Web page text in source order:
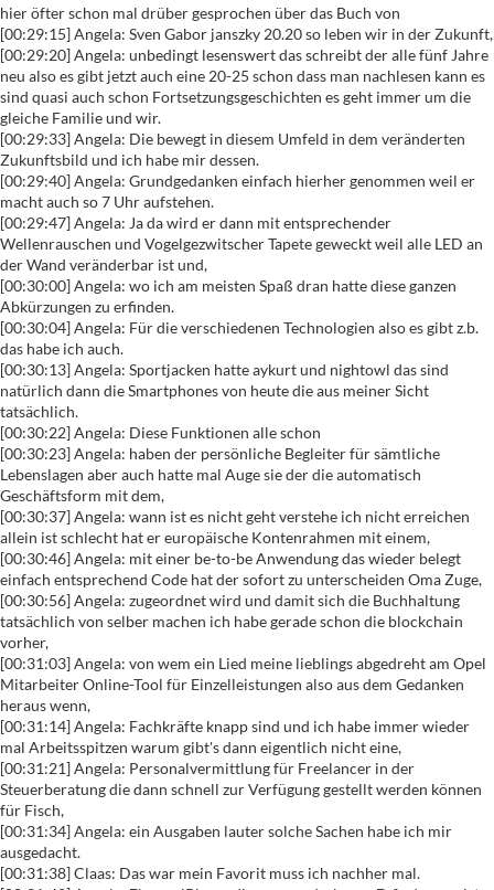
hier öfter schon mal drüber gesprochen über das Buch von
[00:29:15] Angela: Sven Gabor janszky 20.20 so leben wir in der Zukunft,
[00:29:20] Angela: unbedingt lesenswert das schreibt der alle fünf Jahre
neu also es gibt jetzt auch eine 20-25 schon dass man nachlesen kann es
sind quasi auch schon Fortsetzungsgeschichten es geht immer um die
gleiche Familie und wir.
[00:29:33] Angela: Die bewegt in diesem Umfeld in dem veränderten
Zukunftsbild und ich habe mir dessen.
[00:29:40] Angela: Grundgedanken einfach hierher genommen weil er
macht auch so 7 Uhr aufstehen.
[00:29:47] Angela: Ja da wird er dann mit entsprechender
Wellenrauschen und Vogelgezwitscher Tapete geweckt weil alle LED an
der Wand veränderbar ist und,
[00:30:00] Angela: wo ich am meisten Spaß dran hatte diese ganzen
Abkürzungen zu erfinden.
[00:30:04] Angela: Für die verschiedenen Technologien also es gibt z.b.
das habe ich auch.
[00:30:13] Angela: Sportjacken hatte aykurt und nightowl das sind
natürlich dann die Smartphones von heute die aus meiner Sicht
tatsächlich.
[00:30:22] Angela: Diese Funktionen alle schon
[00:30:23] Angela: haben der persönliche Begleiter für sämtliche
Lebenslagen aber auch hatte mal Auge sie der die automatisch
Geschäftsform mit dem,
[00:30:37] Angela: wann ist es nicht geht verstehe ich nicht erreichen
allein ist schlecht hat er europäische Kontenrahmen mit einem,
[00:30:46] Angela: mit einer be-to-be Anwendung das wieder belegt
einfach entsprechend Code hat der sofort zu unterscheiden Oma Zuge,
[00:30:56] Angela: zugeordnet wird und damit sich die Buchhaltung
tatsächlich von selber machen ich habe gerade schon die blockchain
vorher,
[00:31:03] Angela: von wem ein Lied meine lieblings abgedreht am Opel
Mitarbeiter Online-Tool für Einzelleistungen also aus dem Gedanken
heraus wenn,
[00:31:14] Angela: Fachkräfte knapp sind und ich habe immer wieder
mal Arbeitsspitzen warum gibt's dann eigentlich nicht eine,
[00:31:21] Angela: Personalvermittlung für Freelancer in der
Steuerberatung die dann schnell zur Verfügung gestellt werden können
für Fisch,
[00:31:34] Angela: ein Ausgaben lauter solche Sachen habe ich mir
ausgedacht.
[00:31:38] Claas: Das war mein Favorit muss ich nachher mal.